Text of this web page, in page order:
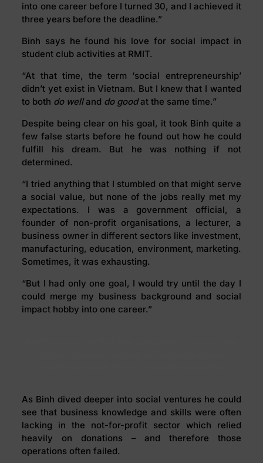
into one career before I turned 30, and I achieved it
three years before the deadline.”
Binh says he found his love for social impact in
student club activities at RMIT.
“At that time, the term ‘social entrepreneurship’
didn’t yet exist in Vietnam. But I knew that I wanted
to both do welland do goodat the same time.”
Despite being clear on his goal, it took Binh quite a
few false starts before he found out how he could
fulfill his dream. But he was nothing if not
determined.
“I tried anything that I stumbled on that might serve
a social value, but none of the jobs really met my
expectations. I was a government official, a
founder of non-profit organisations, a lecturer, a
business owner in different sectors like investment,
manufacturing, education, environment, marketing.
Sometimes, it was exhausting.
“But I had only one goal, I would try until the day I
could merge my business background and social
impact hobby into one career.”
As Binh dived deeper into social ventures he could
see that business knowledge and skills were often
lacking in the not-for-profit sector which relied
heavily on donations – and therefore those
operations often failed.